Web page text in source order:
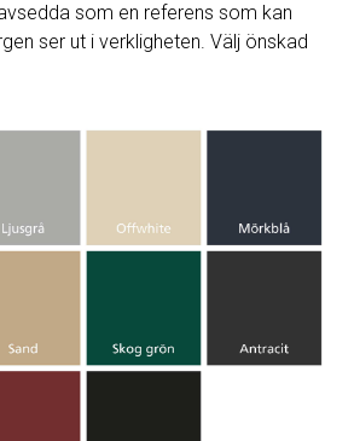
som en referens som kan
ser ut i verkligheten. Välj önskad